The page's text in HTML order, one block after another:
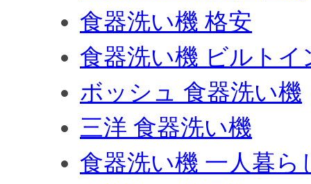
食器洗い機 格安
食器洗い機 ビルトイ
ボッシュ 食器洗い機
三洋 食器洗い機
食器洗い機 一人暮ら